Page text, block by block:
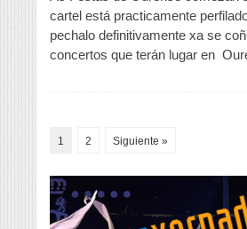
cartel está practicamente
pechalo definitivamente xa se
concertos que terán lugar en
1 2 Siguiente »